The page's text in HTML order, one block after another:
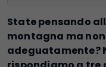
State pensando
montagna ma
adeguatamente?